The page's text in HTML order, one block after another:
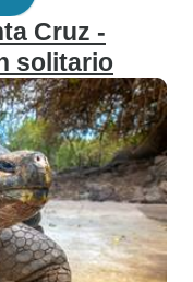
Cruz -
solitario